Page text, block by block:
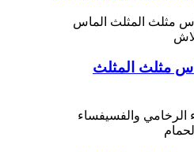
مثلث المثلث